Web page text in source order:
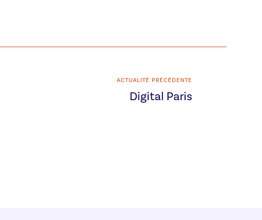
ACTUALITÉ PRÉCÉDENTE
Digital Paris